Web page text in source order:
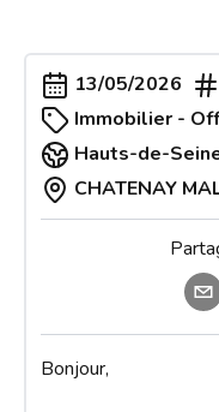
13/05/2026
Immobilier -
Hauts-de-
CHATENAY
Bonjour,